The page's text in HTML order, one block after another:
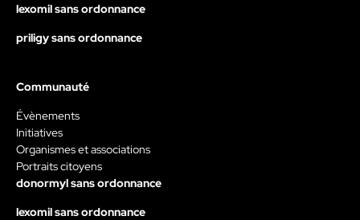
lexomil sans ordonnance
priligy sans ordonnance
Communauté
Évènements
Initiatives
Organismes et associations
Portraits citoyens
donormyl sans ordonnance
lexomil sans ordonnance